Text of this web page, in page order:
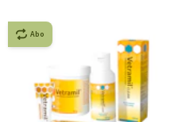
Abo